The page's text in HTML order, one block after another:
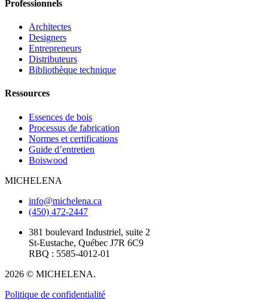
Professionnels
Architectes
Designers
Entrepreneurs
Distributeurs
Bibliothèque technique
Ressources
Essences de bois
Processus de fabrication
Normes et certifications
Guide d’entretien
Boiswood
MICHELENA
info@michelena.ca
(450) 472-2447
381 boulevard Industriel, suite 2
St-Eustache, Québec J7R 6C9
RBQ : 5585-4012-01
2026 © MICHELENA.
Politique de confidentialité